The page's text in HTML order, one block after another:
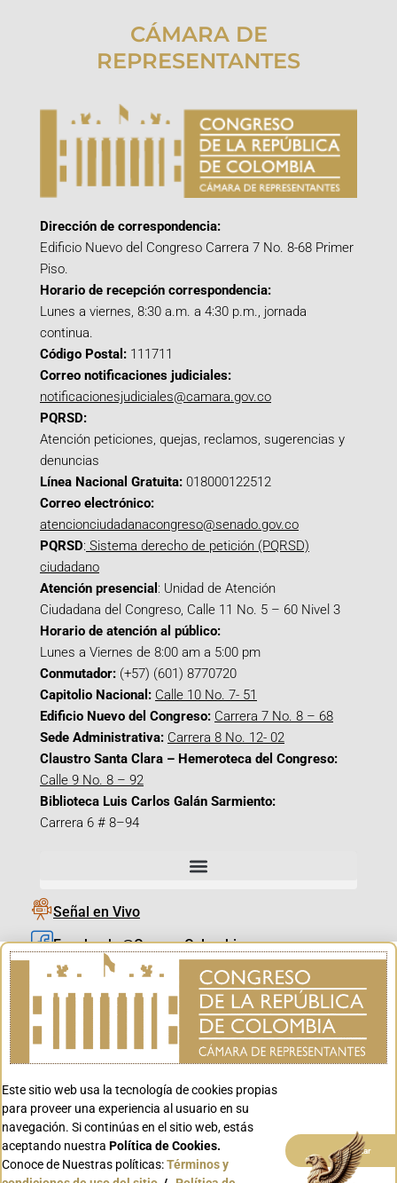
CÁMARA DE
REPRESENTANTES
Dirección de correspondencia:
Edificio Nuevo del Congreso Carrera 7 No. 8-68 Primer
Piso.
Horario de recepción correspondencia:
Lunes a viernes, 8:30 a.m. a 4:30 p.m., jornada
continua.
Código Postal: 111711
Correo notificaciones judiciales:
notificacionesjudiciales@camara.gov.co
PQRSD:
Atención peticiones, quejas, reclamos, sugerencias y
denuncias
Línea Nacional Gratuita: 018000122512
Correo electrónico:
atencionciudadanacongreso@senado.gov.co
PQRSD: Sistema derecho de petición (PQRSD)
ciudadano
Atención presencial : Unidad de Atención
Ciudadana del Congreso, Calle 11 No. 5 – 60 Nivel 3
Horario de atención al público:
Lunes a Viernes de 8:00 am a 5:00 pm
Conmutador: (+57) (601) 8770720
Capitolio Nacional: Calle 10 No. 7- 51
Edificio Nuevo del Congreso: Carrera 7 No. 8 – 68
Sede Administrativa: Carrera 8 No. 12- 02
Claustro Santa Clara – Hemeroteca del Congreso:
Calle 9 No. 8 – 92
Biblioteca Luis Carlos Galán Sarmiento:
Carrera 6 # 8–94
Señal en Vivo
Facebook_@CamaraColombia
Instagram_@CamaraColombia
X_@CamaraColombia
Youtube_@CamaraColombia
Youtube_@CanalCongreso
Este sitio web usa la tecnología de cookies propias
para proveer una experiencia al usuario en su
navegación. Si continúas en el sitio web, estás
aceptando nuestra Política de Cookies.
Conoce de Nuestras políticas:Términos y
Aceptar